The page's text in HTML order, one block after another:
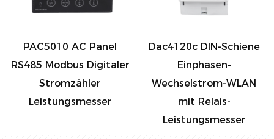
PAC5010 AC Panel
RS485 Modbus Digitaler
Stromzähler
Leistungsmesser
Dac4120c DIN-Schiene
Einphasen-
Wechselstrom-WLAN
mit Relais-
Leistungsmesser